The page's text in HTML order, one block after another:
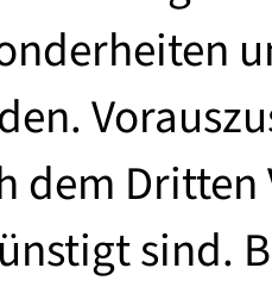
dem
sind.